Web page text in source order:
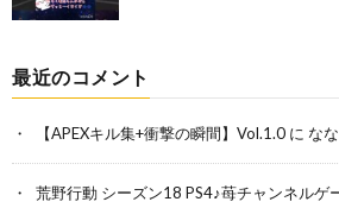
最近のコメント
【APEXキル集+衝撃の瞬間】Vol.1.0 に な
荒野行動 シーズン18 PS4♪苺チャンネルゲ